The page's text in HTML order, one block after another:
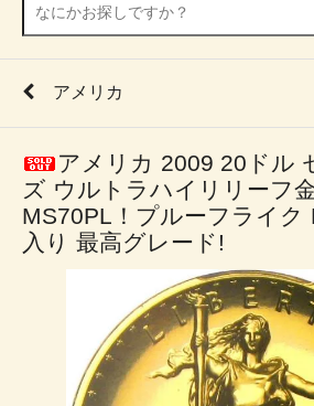
アメリカ
アメリカ 2009 20ドル
ズ ウルトラハイリリーフ
MS70PL！プルーフライク
入り 最高グレード!